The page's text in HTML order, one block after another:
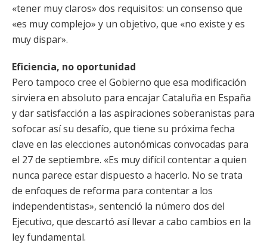
«tener muy claros» dos requisitos: un consenso que
«es muy complejo» y un objetivo, que «no existe y es
muy dispar».
Eficiencia, no oportunidad
Pero tampoco cree el Gobierno que esa modificación
sirviera en absoluto para encajar Cataluña en España
y dar satisfacción a las aspiraciones soberanistas para
sofocar así su desafío, que tiene su próxima fecha
clave en las elecciones autonómicas convocadas para
el 27 de septiembre. «Es muy difícil contentar a quien
nunca parece estar dispuesto a hacerlo. No se trata
de enfoques de reforma para contentar a los
independentistas», sentenció la número dos del
Ejecutivo, que descartó así llevar a cabo cambios en la
ley fundamental.